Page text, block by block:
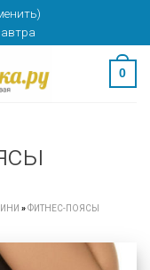
)
0
»ФИТНЕС-ПОЯСЫ